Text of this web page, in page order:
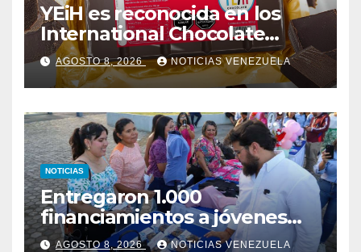
YEiH es reconocida en los
International Chocolate
Salon Awards
AGOSTO 8, 2026 NOTICIAS VENEZUELA
NOTICIAS
Entregaron 1.000
financiamientos a jóvenes
empresarios en Monagas
AGOSTO 8, 2026 NOTICIAS VENEZUELA